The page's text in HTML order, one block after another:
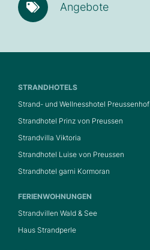
Angebote
STRANDHOTELS
Strand- und Wellnesshotel Preussenhof
Strandhotel Prinz von Preussen
Strandvilla Viktoria
Strandhotel Luise von Preussen
Strandhotel garni Kormoran
FERIENWOHNUNGEN
Strandvillen Wald & See
Haus Strandperle